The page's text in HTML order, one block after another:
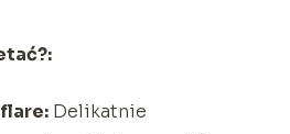
Delikatnie